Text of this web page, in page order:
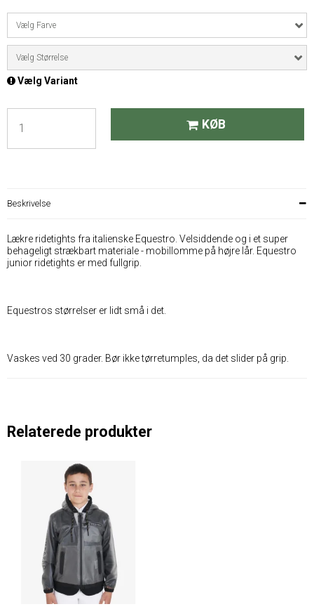
Vælg Farve
Vælg Størrelse
Vælg Variant
KØB
Beskrivelse
Lækre ridetights fra italienske Equestro. Velsiddende og i et super
behageligt strækbart materiale - mobillomme på højre lår. Equestro
junior ridetights er med fullgrip.
Equestros størrelser er lidt små i det.
Vaskes ved 30 grader. Bør ikke tørretumples, da det slider på grip.
Relaterede produkter